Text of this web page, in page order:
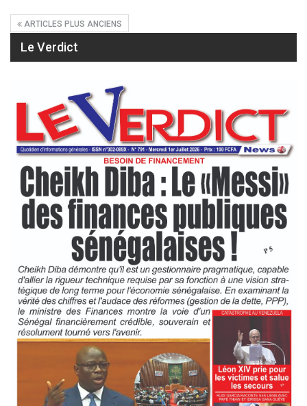
ARTICLES PLUS ANCIENS
Le Verdict